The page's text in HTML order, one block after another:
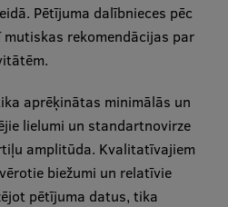
Pētījuma dalībnieces pēc
rekomendācijas par
aprēķinātas minimālās un
lielumi un standartnovirze
amplitūda. Kvalitatīvajiem
biežumi un relatīvie
pētījuma datus, tika